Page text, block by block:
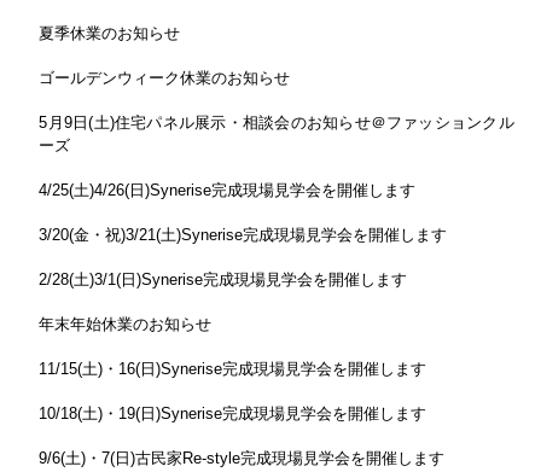
夏季休業のお知らせ
ゴールデンウィーク休業のお知らせ
5月9日(土)住宅パネル展示・相談会のお知らせ＠ファッションクル
ーズ
4/25(土)4/26(日)Synerise完成現場見学会を開催します
3/20(金・祝)3/21(土)Synerise完成現場見学会を開催します
2/28(土)3/1(日)Synerise完成現場見学会を開催します
年末年始休業のお知らせ
11/15(土)・16(日)Synerise完成現場見学会を開催します
10/18(土)・19(日)Synerise完成現場見学会を開催します
9/6(土)・7(日)古民家Re-style完成現場見学会を開催します